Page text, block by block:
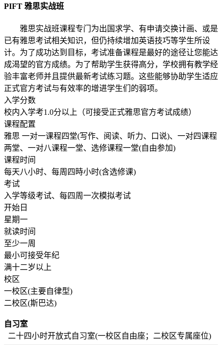
PIFT 雅思实战班
雅思实战班课程专门为出国求学、有申请交换计画、或是
已有雅思考试相关知识，但仍持续增加英语技巧等学生所设
计。为了成功达到目标，考试准备课程是最好的途径让您能达
成渴望的官方成绩。为了帮助学生获得高分，学校拥有教学经
验丰富老师并且提供最新考试练习题。这些能够协助学生适应
正式官方考试与有效率的增进学生们的弱项。
入学分数
校内入学考1.0分以上（可接受正式雅思官方考试成绩）
课程配置
雅思 一对一课程四堂(写作、阅读、听力、口说)、一对四课程
两堂、一对八课程一堂、选修课程一堂(自由参加)
课程时间
每天八小时、每周四時小时(含选修课)
考试
入学等级考试、每四周一次模拟考试
开始日
星期一
就读时间
至少一周
最小可接受年纪
满十二岁以上
校区
一校区(主要自律型)
二校区(斯巴达)
自习室
二十四小时开放式自习室(一校区自由座；二校区专属座位)